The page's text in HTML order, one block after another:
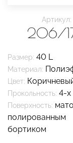
Артикул:
206/
Размер: 40 L
Материал:
Цвет:
Прокольность: 4-х
Поверхность:
полированным
бортиком